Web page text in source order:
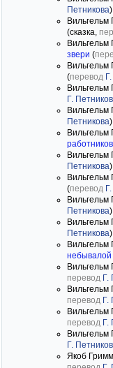
Петникова
(сказка,
звери (
(перевод
Г.
Петникова
работников
Петникова
(перевод
Петникова
Петникова
небывалой
перевод Г.
перевод Г.
Вильгельм
перевод Г.
Г.
Якоб